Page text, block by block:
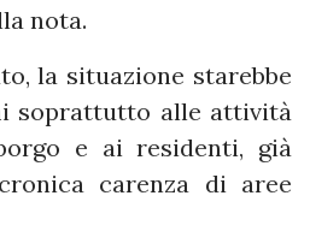
nota.
la situazione starebbe
soprattutto alle attività
e ai residenti, già
carenza di aree